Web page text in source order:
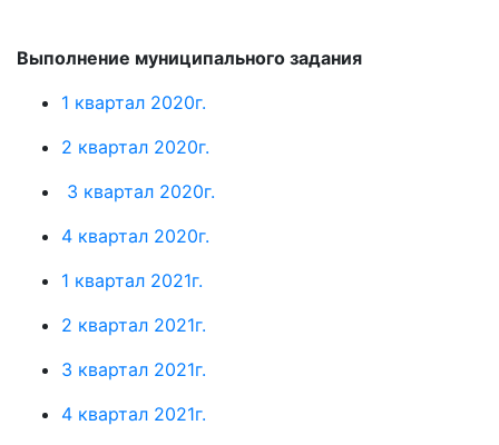
Выполнение муниципального задания
1 квартал 2020г.
2 квартал 2020г.
3 квартал 2020г.
4 квартал 2020г.
1 квартал 2021г.
2 квартал 2021г.
3 квартал 2021г.
4 квартал 2021г.